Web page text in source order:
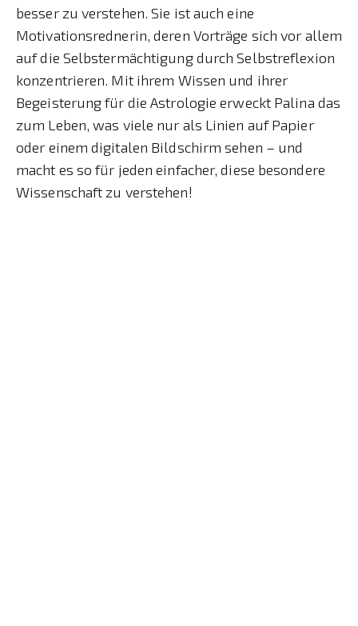
besser zu verstehen. Sie ist auch eine
Motivationsrednerin, deren Vorträge sich vor allem
auf die Selbstermächtigung durch Selbstreflexion
konzentrieren. Mit ihrem Wissen und ihrer
Begeisterung für die Astrologie erweckt Palina das
zum Leben, was viele nur als Linien auf Papier
oder einem digitalen Bildschirm sehen – und
macht es so für jeden einfacher, diese besondere
Wissenschaft zu verstehen!